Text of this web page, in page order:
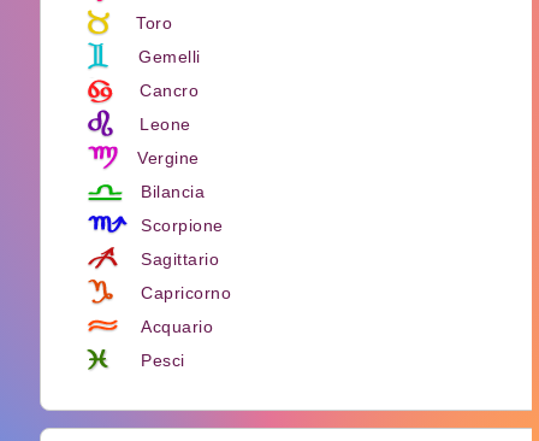
Toro
Gemelli
Cancro
Leone
Vergine
Bilancia
Scorpione
Sagittario
Capricorno
Acquario
Pesci